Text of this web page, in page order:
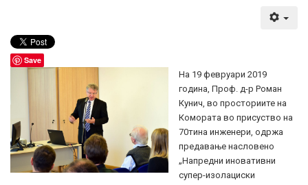
Save
На 19 февруари 2019
година, Проф. д-р Роман
Кунич, во просториите на
Комората во присуство на
70тина инженери, одржа
предавање насловено
„Напредни иновативни
супер-изолациски